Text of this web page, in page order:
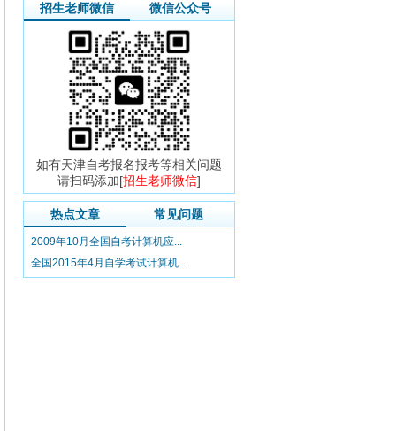
招生老师微信 微信公众号
如有天津自考报名报考等相关问题
请扫码添加[招生老师微信]
热点文章 常见问题
2009年10月全国自考计算机应...
全国2015年4月自学考试计算机...